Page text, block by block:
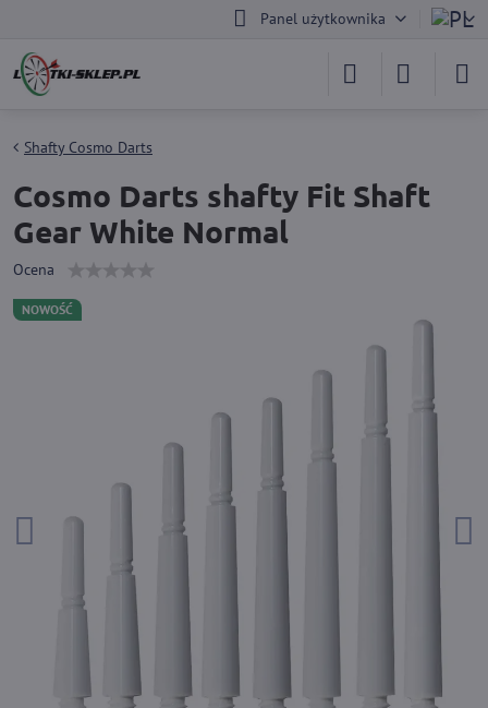
Panel użytkownika
NOWOŚĆ
Shafty Cosmo Darts
Cosmo Darts shafty Fit Shaft
Gear White Normal
Ocena